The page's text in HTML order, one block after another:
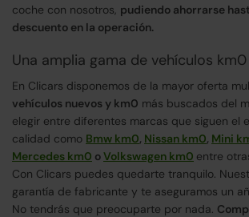
coche con nosotros, pudiendo ahorrarse
descuento en la operación.
Una amplia gama de vehículos
En Clicars disponemos de la mayor oferta
vehículos nuevos y km0 más buscados del
elegir entre diferentes marcas que siguen el
calidad como Bmw km0, Nissan km0, Mini
Mercedes km0 oVolkswagen km0 entre
Con Clicars puedes quedarte tranquilo.
garantía de fabricante y te aseguramos un
No tendrás que preocuparte por nada.